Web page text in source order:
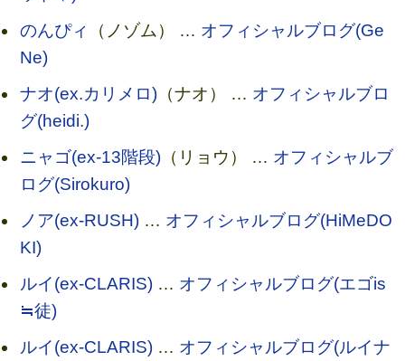
のんぴィ
（ノゾム） … オフィシャルブログ(Ge
Ne)
ナオ(ex.カリメロ)（ナオ） … オフィシャルブロ
グ(heidi.)
ニャゴ(ex-13階段)（リョウ） … オフィシャルブ
ログ(Sirokuro)
ノア(ex-RUSH)… オフィシャルブログ(HiMeDO
KI)
ルイ(ex-CLARIS)… オフィシャルブログ(エゴis
≒徒)
ルイ(ex-CLARIS)… オフィシャルブログ(ルイナ